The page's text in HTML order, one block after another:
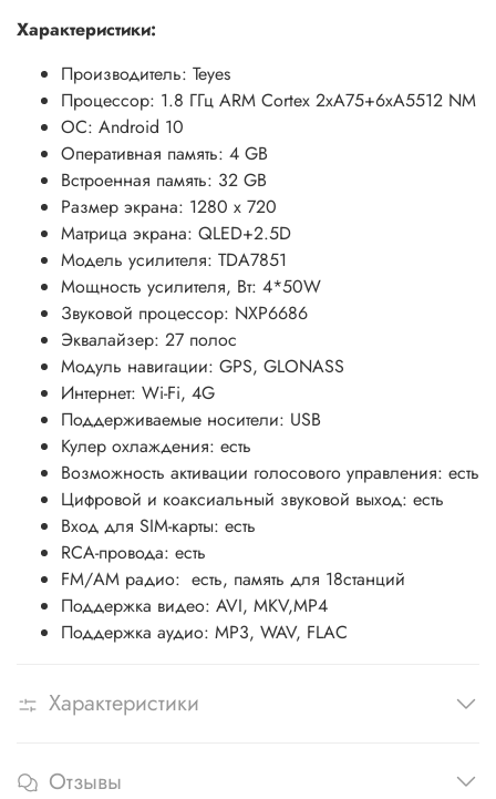
Характеристики:
Производитель: Teyes
Процессор: 1.8 ГГц ARM Cortex 2xA75+6xA5512 NM
ОС: Android 10
Оперативная память: 4 GB
Встроенная память: 32 GB
Размер экрана: 1280 х 720
Матрица экрана: QLED+2.5D
Модель усилителя: TDA7851
Мощность усилителя, Вт: 4*50W
Звуковой процессор: NXP6686
Эквалайзер: 27 полос
Модуль навигации: GPS, GLONASS
Интернет: Wi-Fi, 4G
Поддерживаемые носители: USB
Кулер охлаждения: есть
Возможность активации голосового управления: есть
Цифровой и коаксиальный звуковой выход: есть
Вход для SIM-карты: есть
RCA-провода: есть
FM/АM радио: есть, память для 18станций
Поддержка видео: AVI, MKV,MP4
Поддержка аудио: MP3, WAV, FLAC
Характеристики
Отзывы